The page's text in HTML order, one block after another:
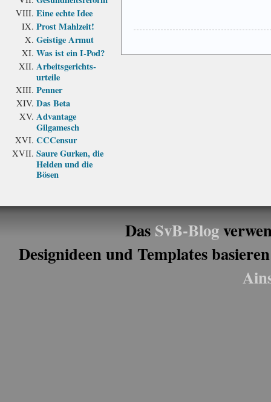
Eine echte Idee
Prost Mahlzeit!
Geistige Armut
Was ist ein I-Pod?
Arbeits­gerichts­
urteile
Penner
Das Beta
Advantage
Gilgamesch
CCCensur
Saure Gurken, die
Helden und die
Bösen
DasSvB-Blog
Designideen und Templates